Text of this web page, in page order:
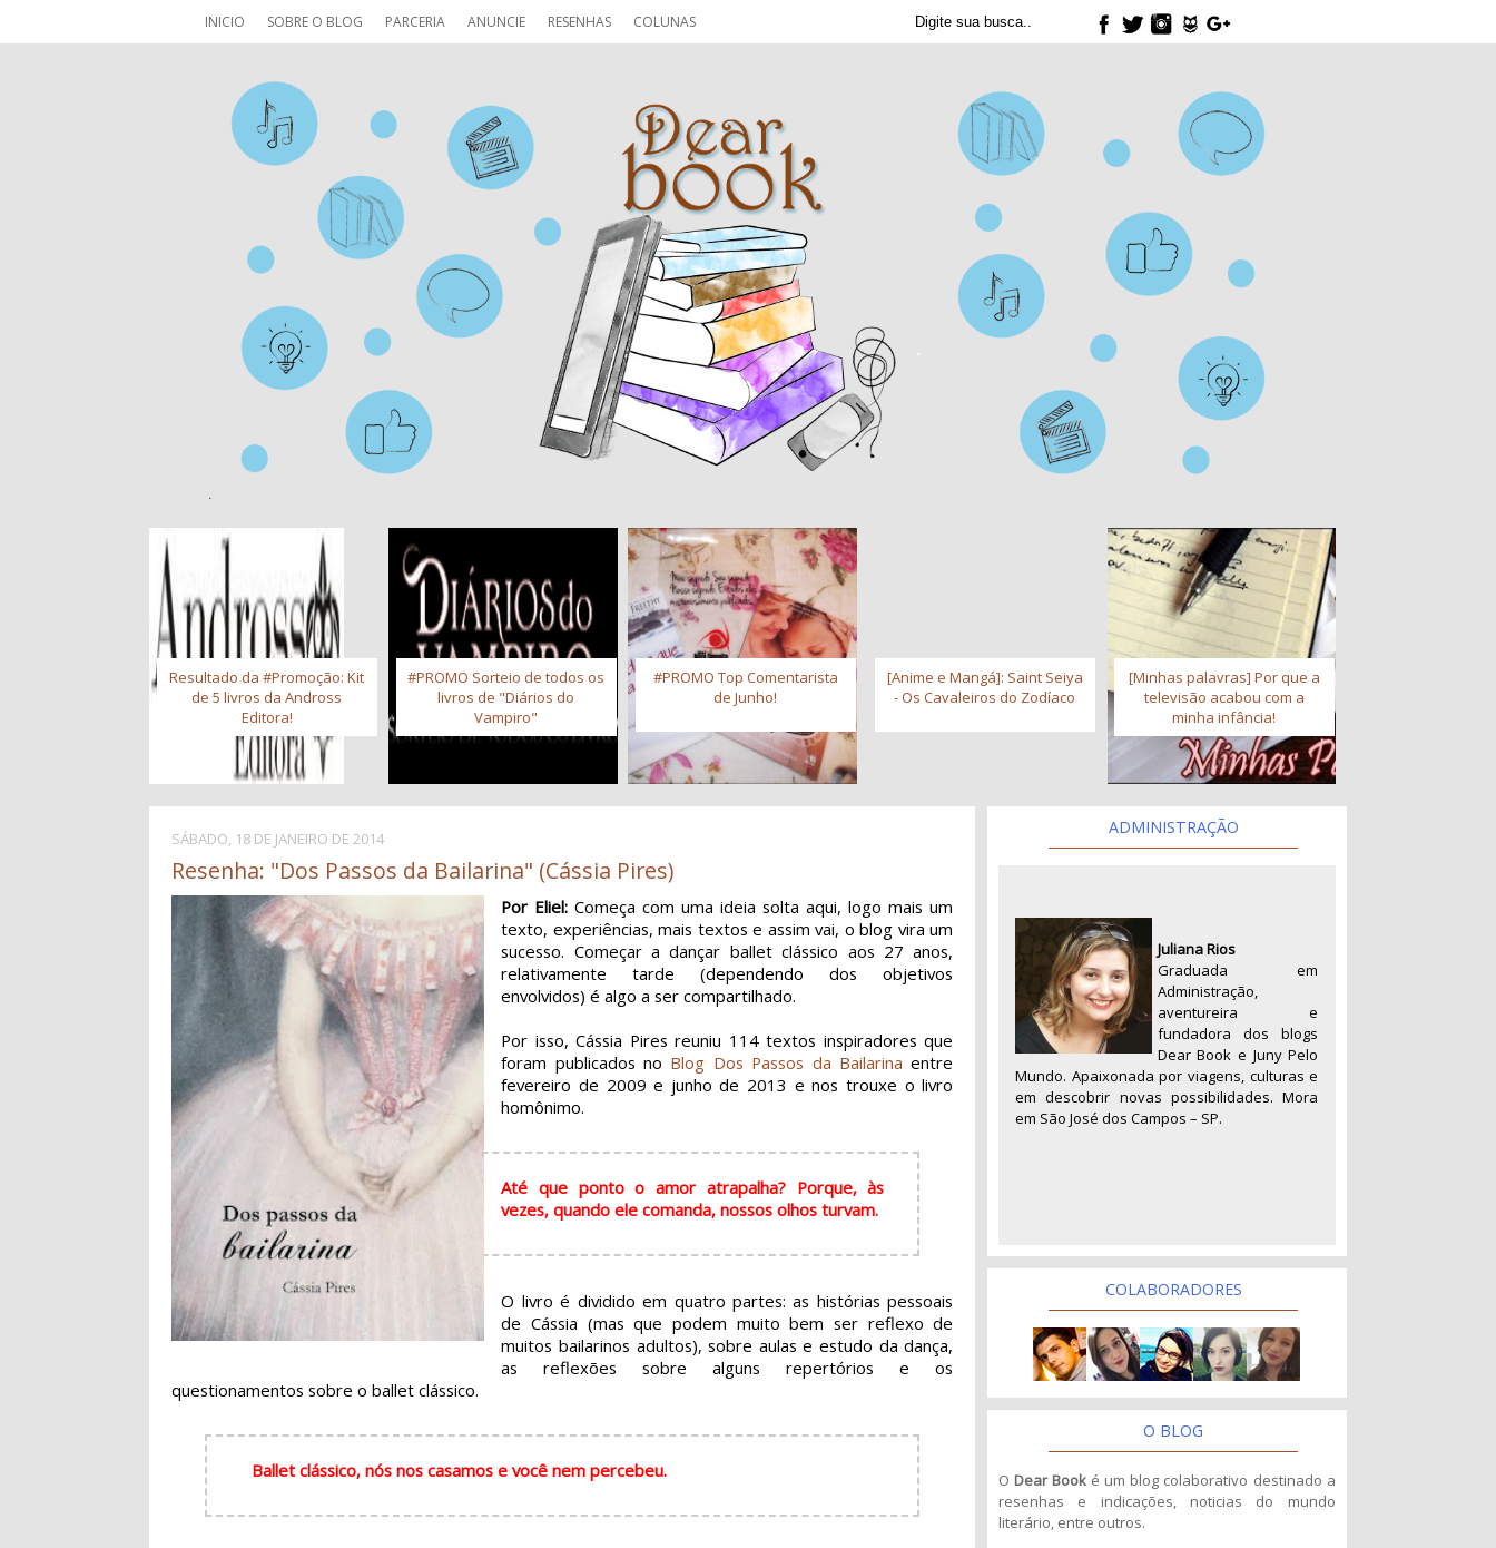
INICIO SOBRE O BLOG PARCERIA ANUNCIE RESENHAS COLUNAS
Resultado da #Promoção: Kit
de 5 livros da Andross
Editora!
#PROMO Sorteio de todos os
livros de "Diários do
Vampiro"
#PROMO Top Comentarista
de Junho!
[Anime e Mangá]: Saint Seiya
- Os Cavaleiros do Zodíaco
[Minhas palavras] Por que a
televisão acabou com a
minha infância!
SÁBADO, 18 DE JANEIRO DE 2014
Resenha: "Dos Passos da Bailarina" (Cássia Pires)
Por Eliel: Começa com uma ideia solta aqui, logo mais um
texto, experiências, mais textos e assim vai, o blog vira um
sucesso. Começar a dançar ballet clássico aos 27 anos,
relativamente tarde (dependendo dos objetivos
envolvidos) é algo a ser compartilhado.
Por isso, Cássia Pires reuniu 114 textos inspiradores que
foram publicados no Blog Dos Passos da Bailarina entre
fevereiro de 2009 e junho de 2013 e nos trouxe o livro
homônimo.
Até que ponto o amor atrapalha? Porque, às
vezes, quando ele comanda, nossos olhos turvam.
O livro é dividido em quatro partes: as histórias pessoais
de Cássia (mas que podem muito bem ser reflexo de
muitos bailarinos adultos), sobre aulas e estudo da dança,
as reflexões sobre alguns repertórios e os
questionamentos sobre o ballet clássico.
Ballet clássico, nós nos casamos e você nem percebeu.
ADMINISTRAÇÃO
Juliana Rios
Graduada em
Administração,
aventureira e
fundadora dos blogs
Dear Book e Juny Pelo
Mundo. Apaixonada por viagens, culturas e
em descobrir novas possibilidades. Mora
em São José dos Campos – SP.
COLABORADORES
O BLOG
O Dear Book é um blog colaborativo destinado a
resenhas e indicações, noticias do mundo
literário, entre outros.